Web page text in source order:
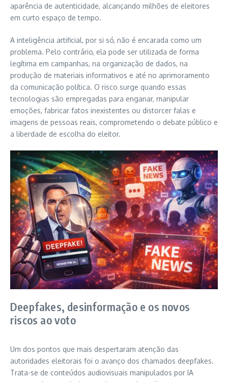
aparência de autenticidade, alcançando milhões de eleitores
em curto espaço de tempo.
A inteligência artificial, por si só, não é encarada como um
problema. Pelo contrário, ela pode ser utilizada de forma
legítima em campanhas, na organização de dados, na
produção de materiais informativos e até no aprimoramento
da comunicação política. O risco surge quando essas
tecnologias são empregadas para enganar, manipular
emoções, fabricar fatos inexistentes ou distorcer falas e
imagens de pessoas reais, comprometendo o debate público e
a liberdade de escolha do eleitor.
Deepfakes, desinformação e os novos
riscos ao voto
Um dos pontos que mais despertaram atenção das
autoridades eleitorais foi o avanço dos chamados deepfakes.
Trata-se de conteúdos audiovisuais manipulados por IA